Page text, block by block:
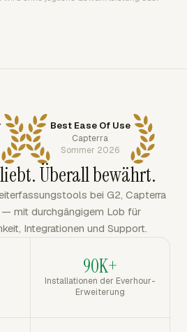
Best Ease Of Use
Capterra
Sommer 2026
Überall bewährt.
bei G2, Capterra
mit durchgängigem Lob für
Integrationen und Support.
90K+
Installationen der Everhour-
Erweiterung